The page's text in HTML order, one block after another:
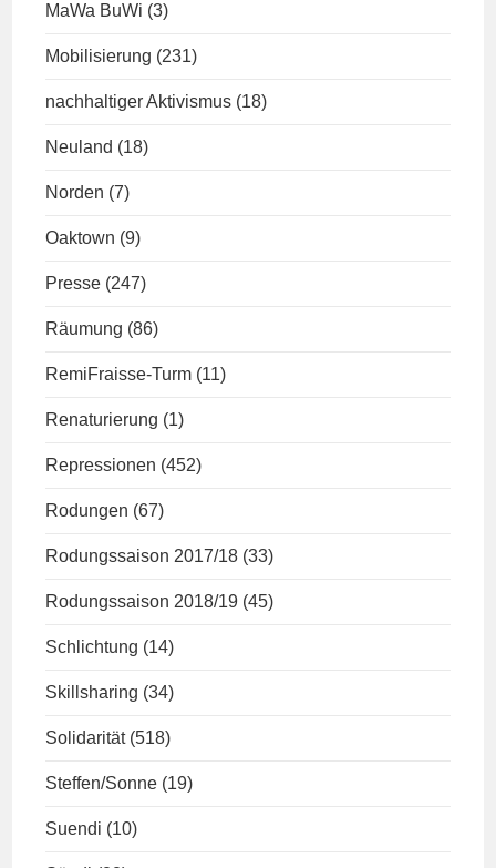
MaWa BuWi (3)
Mobilisierung (231)
nachhaltiger Aktivismus (18)
Neuland (18)
Norden (7)
Oaktown (9)
Presse (247)
Räumung (86)
RemiFraisse-Turm (11)
Renaturierung (1)
Repressionen (452)
Rodungen (67)
Rodungssaison 2017/18 (33)
Rodungssaison 2018/19 (45)
Schlichtung (14)
Skillsharing (34)
Solidarität (518)
Steffen/Sonne (19)
Suendi (10)